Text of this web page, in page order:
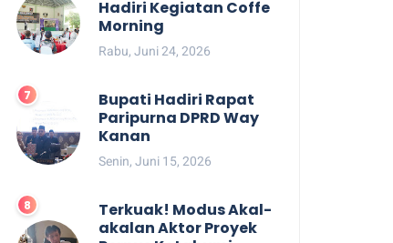
Hadiri Kegiatan Coffe
Morning
Rabu, Juni 24, 2026
Bupati Hadiri Rapat
Paripurna DPRD Way
Kanan
Senin, Juni 15, 2026
Terkuak! Modus Akal-
akalan Aktor Proyek